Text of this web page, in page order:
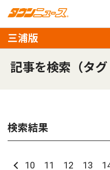
三浦版
記事を検索（タグ
検索結果
10 11 12 13